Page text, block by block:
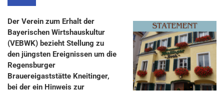
Der Verein zum Erhalt der
Bayerischen Wirtshauskultur
(VEBWK) bezieht Stellung zu
den jüngsten Ereignissen um die
Regensburger
Brauereigaststätte Kneitinger,
bei der ein Hinweis zur